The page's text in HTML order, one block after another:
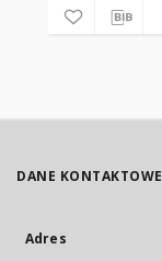
DANE KONTAKTOWE
Adres